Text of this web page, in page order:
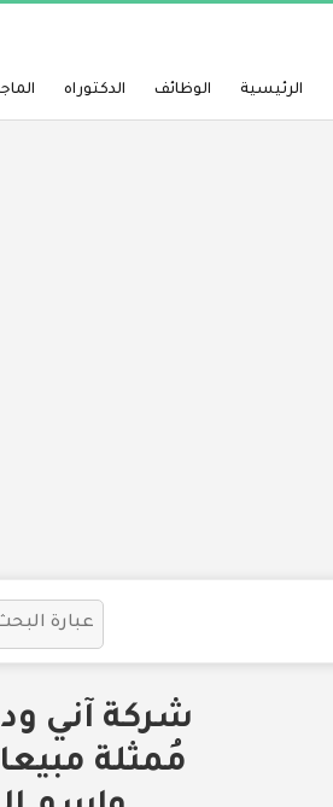
الرئيسية الوظائف الدكتوراه
شركة آني
مُمثلة